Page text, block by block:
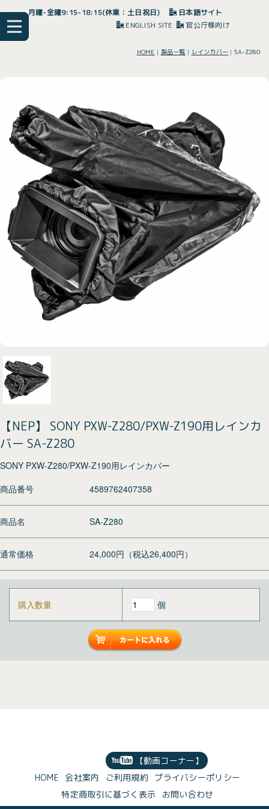
月曜-金曜9:15-18:15(休業：土日祝日)
日本語サイト
ENGLISH SITE
官公庁様向け
HOME | 製品一覧 | レインカバー |SA-Z280
【NEP】 SONY PXW-Z280/PXW-Z190用レインカ
バー SA-Z280
SONY PXW-Z280/PXW-Z190用レインカバー
商品番号
4589762407358
商品名 SA-Z280
通常価格 24,000円（税込26,400円）
購入数量 個
【動画コーナー】
HOME 会社案内 ご利用規約 プライバシーポリシー
特定商取引に基づく表示
お問い合わせ